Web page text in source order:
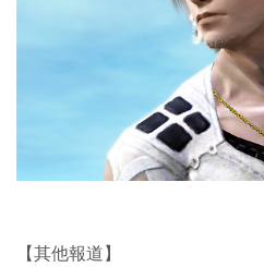
【其他報道】